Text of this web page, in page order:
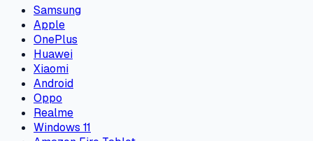
Samsung
Apple
OnePlus
Huawei
Xiaomi
Android
Oppo
Realme
Windows 11